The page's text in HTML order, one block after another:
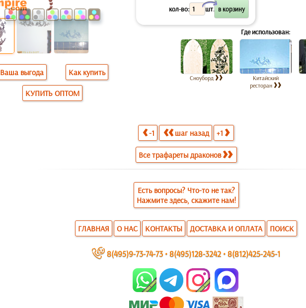
Ваша выгода Как купить
КУПИТЬ ОПТОМ
кол-во: шт.
X
Где использован:
Сноуборд
Китайский
ресторан
-1 шаг назад +1
Все трафареты драконов
Есть вопросы? Что-то не так?
Нажмите здесь, скажите нам!
ГЛАВНАЯ О НАС КОНТАКТЫ ДОСТАВКА И ОПЛАТА ПОИСК
~ 8(495)9-73-74-73 •8(495)128-3242 •8(812)425-245-1